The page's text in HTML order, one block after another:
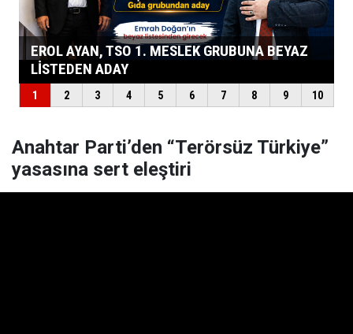
Anahtar Parti’den “Terörsüz Türkiye”
yasasına sert eleştiri